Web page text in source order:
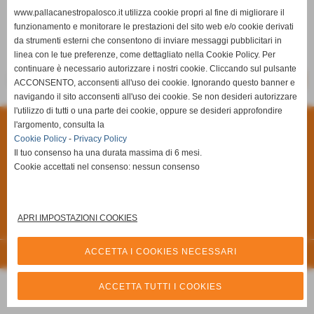
Shot N' Shoot Ciserano Basket
SCHEDA -CALENDARIO E RISULTATI-CLASSIFICA
A.S.D Pallacanestro Palosco
Via Giuseppe Di Vittorio, 6/A **CAP** 24050 - Palosco (Bergamo)
Tel. 035.845461 Tel. 035.846492 Fax 035.846540
info@pallacanestropalosco.it
Realizzazione siti web www.sitoper.it
www.pallacanestropalosco.it utilizza cookie propri al fine di migliorare il
funzionamento e monitorare le prestazioni del sito web e/o cookie derivati
da strumenti esterni che consentono di inviare messaggi pubblicitari in
linea con le tue preferenze, come dettagliato nella Cookie Policy. Per
continuare è necessario autorizzare i nostri cookie. Cliccando sul pulsante
ACCONSENTO, acconsenti all'uso dei cookie. Ignorando questo banner e
navigando il sito acconsenti all'uso dei cookie. Se non desideri autorizzare
l'utilizzo di tutti o una parte dei cookie, oppure se desideri approfondire
l'argomento, consulta la
Cookie Policy - Privacy Policy
Il tuo consenso ha una durata massima di 6 mesi.
Cookie accettati nel consenso: nessun consenso
APRI IMPOSTAZIONI COOKIES
ACCETTA I COOKIES NECESSARI
ACCETTA TUTTI I COOKIES